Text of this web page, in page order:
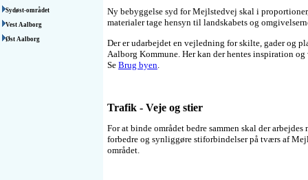
Sydøst-området
Vest Aalborg
Øst Aalborg
Ny bebyggelse syd for Mejlstedvej skal i
materialer tage hensyn til landskabets og
Der er udarbejdet en vejledning for skilte, gader og
Aalborg Kommune. Her kan der hentes inspiration
Se Brug byen
Trafik - Veje og stier
For at binde området bedre sammen skal der arbejdes
forbedre og synliggøre stiforbindelser på tværs af
området.